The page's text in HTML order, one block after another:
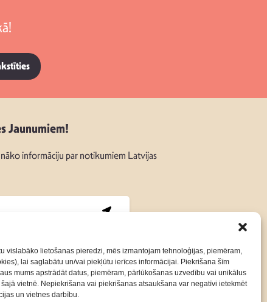
vislabāko lietošanas pieredzi, mēs izmantojam tehnoloģijas, piemēram,
lai saglabātu un/vai piekļūtu ierīces informācijai. Piekrišana šīm
mums apstrādāt datus, piemēram, pārlūkošanas uzvedību vai unikālus
vietnē. Nepiekrišana vai piekrišanas atsaukšana var negatīvi ietekmēt
un vietnes darbību.
Jaunumiem!
informāciju par notikumiem Latvijas
Kontakti Privātuma Politika